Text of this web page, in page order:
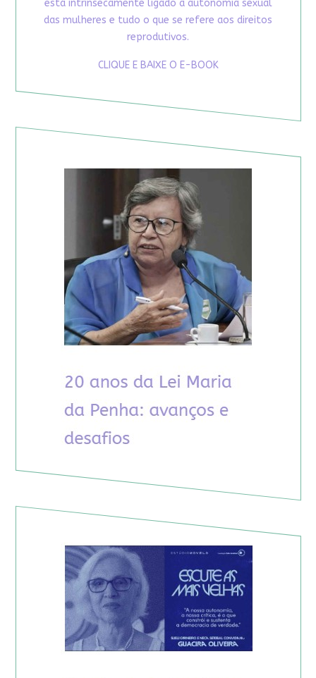
está intrinsecamente ligado à autonomia sexual
das mulheres e tudo o que se refere aos direitos
reprodutivos.
CLIQUE E BAIXE O E-BOOK